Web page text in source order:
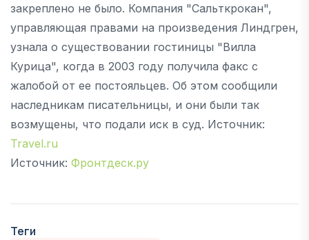
закреплено не было. Компания "Сальткрокан",
управляющая правами на произведения Линдгрен,
узнала о существовании гостиницы "Вилла
Курица", когда в 2003 году получила факс с
жалобой от ее постояльцев. Об этом сообщили
наследникам писательницы, и они были так
возмущены, что подали иск в суд. Источник:
Travel.ru
Источник: Фронтдеск.ру
Теги